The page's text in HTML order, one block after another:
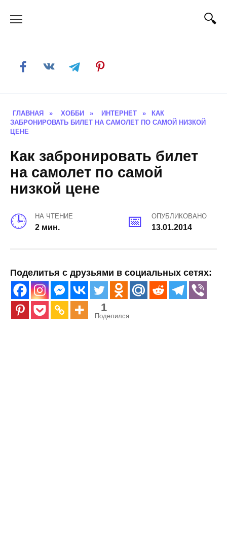
ГЛАВНАЯ » ХОББИ » ИНТЕРНЕТ »
КАК
ЗАБРОНИРОВАТЬ БИЛЕТ НА САМОЛЕТ ПО САМОЙ НИЗКОЙ
ЦЕНЕ
Как забронировать билет
на самолет по самой
низкой цене
НА ЧТЕНИЕ
2 мин.
ОПУБЛИКОВАНО
13.01.2014
Поделитья с друзьями в социальных сетях:
1
Поделился